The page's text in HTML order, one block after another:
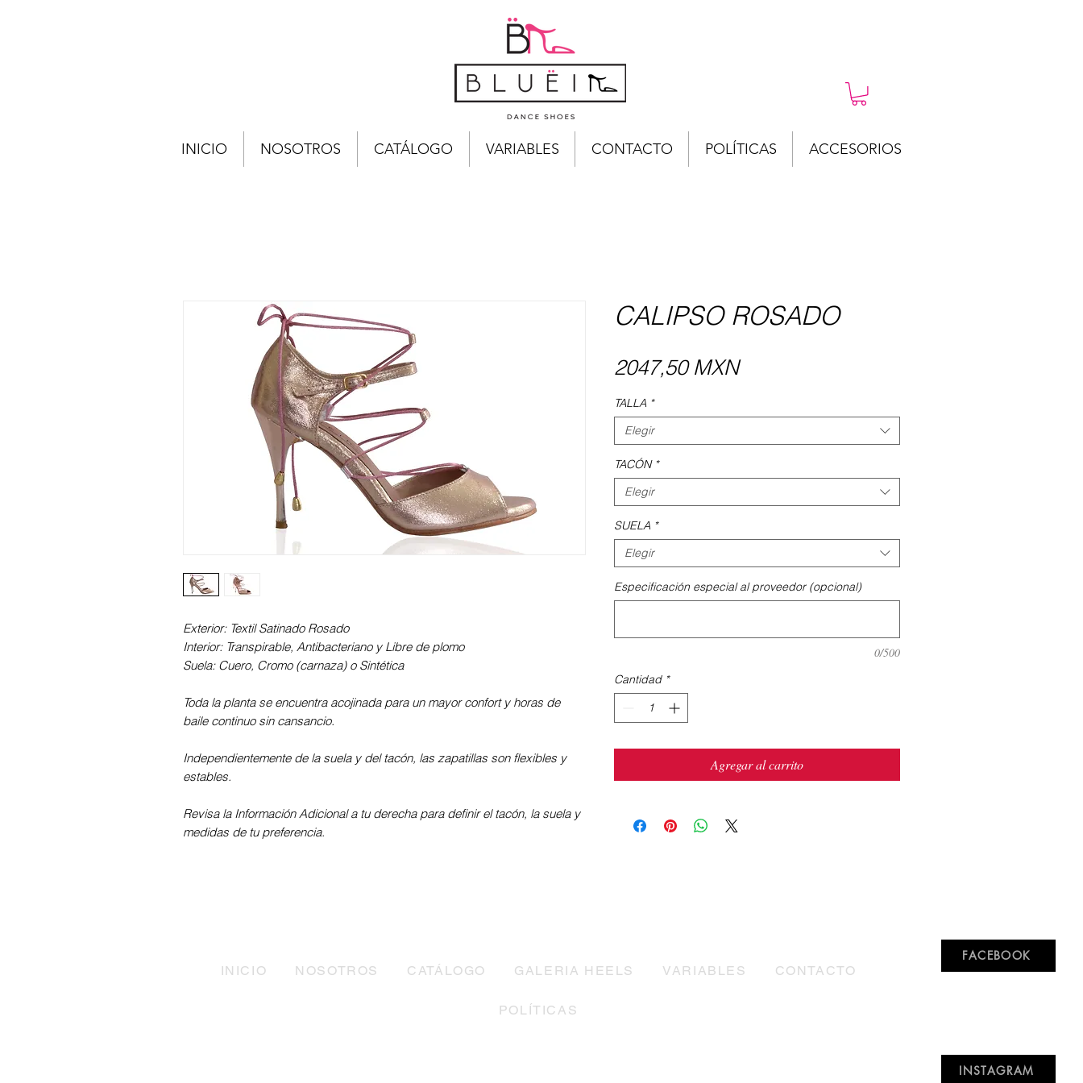
INICIO NOSOTROS CATÁLOGO VARIABLES CONTACTO POLÍTICAS ACCESORIOS
Exterior: Textil Satinado Rosado
Interior: Transpirable, Antibacteriano y Libre de plomo
Suela: Cuero, Cromo (carnaza) o Sintética
Toda la planta se encuentra acojinada para un mayor confort y horas de
baile continuo sin cansancio.
Independientemente de la suela y del tacón, las zapatillas son flexibles y
estables.
Revisa la Información Adicional a tu derecha para definir el tacón, la suela y
medidas de tu preferencia.
CALIPSO ROSADO
2047,50 MXNPrecio
TALLA *
Elegir
TACÓN *
Elegir
SUELA *
Elegir
Especificación especial al proveedor (opcional)
0/500
Cantidad *
Agregar al carrito
INICIO NOSOTROS CATÁLOGO GALERIA HEELS VARIABLES CONTACTO
POLÍTICAS
FACEBOOK
INSTAGRAM